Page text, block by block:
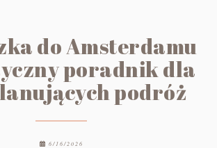
do Amsterdamu
poradnik dla
podróż
6/16/2026